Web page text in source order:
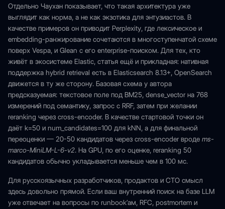
Отдельно Чаухан показывает, что такая архитектура уже
выглядит как норма, а не как экзотика для энтузиастов. В
качестве примеров он приводит Perplexity, где лексическое и
embedding-ранжирование сочетаются в многоступенчатой схеме
поверх Vespa, и Glean с его enterprise-поиском. Для тех, кто
живёт в экосистеме Elastic, статья ещё и прикладная: нативная
поддержка hybrid retrieval есть в Elasticsearch 8.13+, OpenSearch
движется в ту же сторону. Базовая схема у автора
предсказуемая: текстовое поле под BM25, dense_vector на 768
измерений под семантику, запрос с RRF, затем при желании
reranking через cross-encoder. В качестве стартовой точки он
даёт k=50 и num_candidates=100 для kNN, а для финальной
переоценки — 20-50 кандидатов через cross-encoder вроде ms-
marco-MiniLM-L-6-v2. На GPU, по его оценке, reranking 50
кандидатов обычно укладывается меньше чем в 100 мс.
Для русскоязычных разработчиков, продактов и CTO смысл
здесь довольно прямой. Если ваш внутренний поиск на базе LLM
уже отвечает на вопросы по runbook’ам, RFC, postmortem и